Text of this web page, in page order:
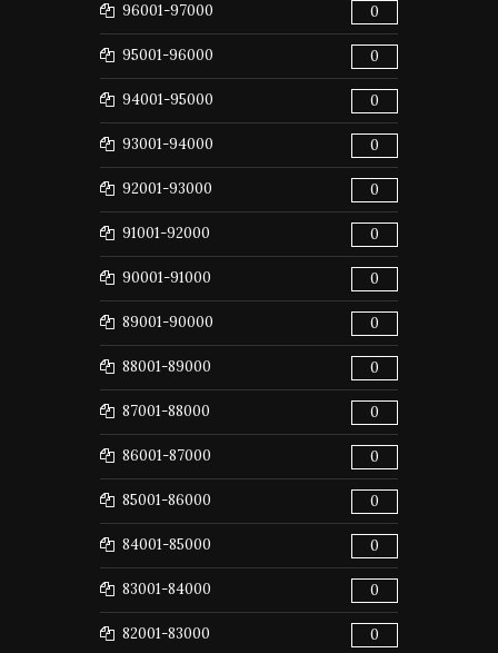
96001-97000 0
95001-96000 0
94001-95000 0
93001-94000 0
92001-93000 0
91001-92000 0
90001-91000 0
89001-90000 0
88001-89000 0
87001-88000 0
86001-87000 0
85001-86000 0
84001-85000 0
83001-84000 0
82001-83000 0